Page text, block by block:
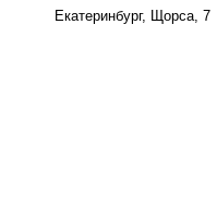
Екатеринбург, Щорса, 7